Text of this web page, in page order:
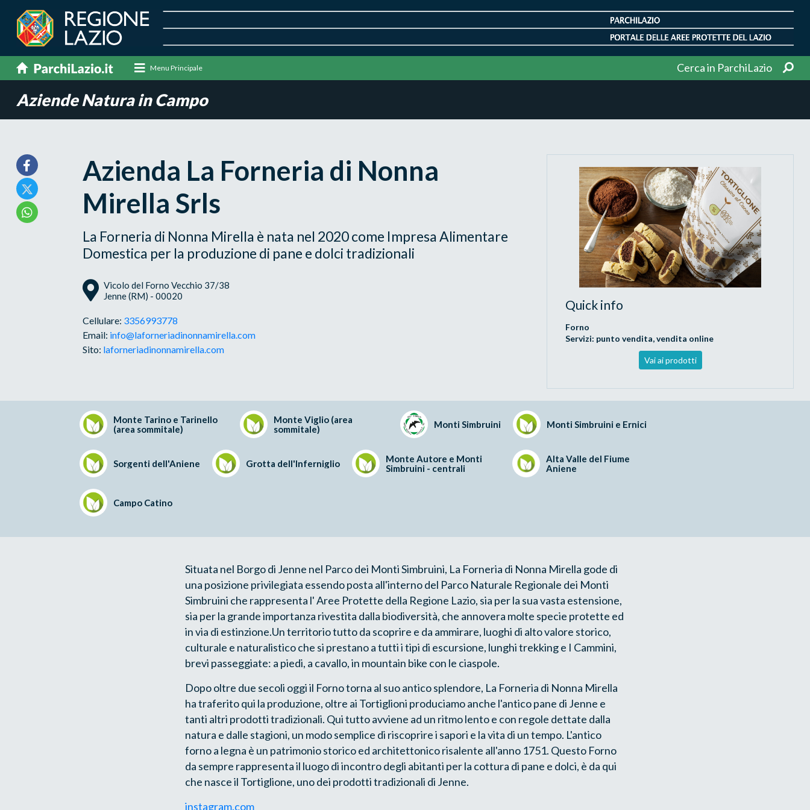
Cerca in ParchiLazio
Menu Principale
Aziende Natura in Campo
Azienda La Forneria di Nonna
Mirella Srls
La Forneria di Nonna Mirella è nata nel 2020 come Impresa Alimentare
Domestica per la produzione di pane e dolci tradizionali
Vicolo del Forno Vecchio 37/38
Jenne (RM) - 00020
Cellulare: 3356993778
Email: info@laforneriadinonnamirella.com
Sito: laforneriadinonnamirella.com
Quick info
Forno
Servizi: punto vendita, vendita online
Vai ai prodotti
Monte Tarino e Tarinello
(area sommitale)
Monte Viglio (area
sommitale)
Monti Simbruini Monti Simbruini e Ernici
Sorgenti dell'Aniene Grotta dell'Inferniglio
Monte Autore e Monti
Simbruini - centrali
Alta Valle del Fiume
Aniene
Campo Catino
Situata nel Borgo di Jenne nel Parco dei Monti Simbruini, La Forneria di Nonna Mirella gode di
una posizione privilegiata essendo posta all'interno del Parco Naturale Regionale dei Monti
Simbruini che rappresenta l' Aree Protette della Regione Lazio, sia per la sua vasta estensione,
sia per la grande importanza rivestita dalla biodiversità, che annovera molte specie protette ed
in via di estinzione.Un territorio tutto da scoprire e da ammirare, luoghi di alto valore storico,
culturale e naturalistico che si prestano a tutti i tipi di escursione, lunghi trekking e I Cammini,
brevi passeggiate: a piedi, a cavallo, in mountain bike con le ciaspole.
Dopo oltre due secoli oggi il Forno torna al suo antico splendore, La Forneria di Nonna Mirella
ha traferito qui la produzione, oltre ai Tortiglioni produciamo anche l'antico pane di Jenne e
tanti altri prodotti tradizionali. Qui tutto avviene ad un ritmo lento e con regole dettate dalla
natura e dalle stagioni, un modo semplice di riscoprire i sapori e la vita di un tempo. L'antico
forno a legna è un patrimonio storico ed architettonico risalente all'anno 1751. Questo Forno
da sempre rappresenta il luogo di incontro degli abitanti per la cottura di pane e dolci, è da qui
che nasce il Tortiglione, uno dei prodotti tradizionali di Jenne.
instagram.com